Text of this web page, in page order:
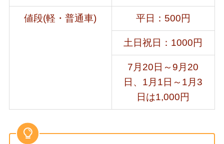
値段(軽・普通車) 平日：500円
土日祝日：1000円
7月20日～9月20
日、1月1日～1月3
日は1,000円